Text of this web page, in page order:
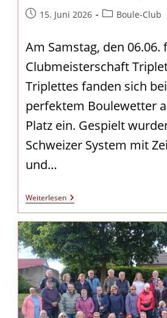
Beitrag15. Juni 2026
Beitrags-
Boule-Club
Am Samstag, den 06.06.
Clubmeisterschaft
Triplettes fanden sich
perfektem Boulewetter
Platz ein. Gespielt
Schweizer System mit
und…
WeiterlesenClubmeisterschaft
Triplette